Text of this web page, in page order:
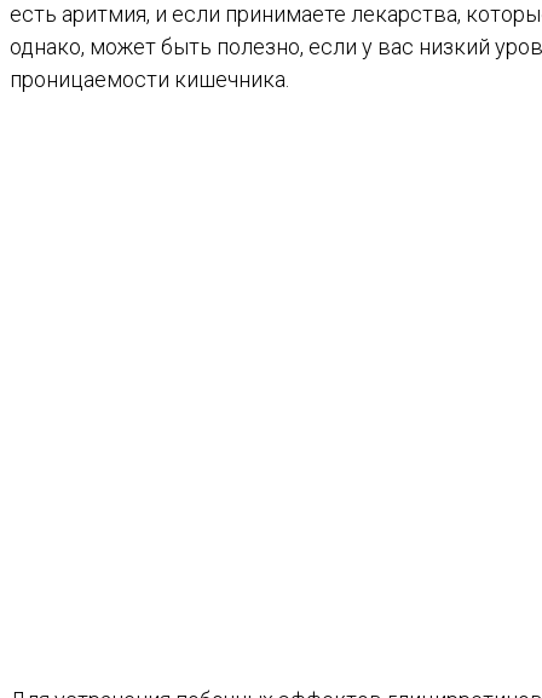
есть аритмия, и если принимаете лекарства,
однако, может быть полезно, если у вас низкий
проницаемости кишечника.